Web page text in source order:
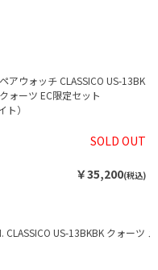
SOLD OUT
アウォッチ CLASSICO US-13BK
ォーツ EC限定セット
ト）
￥35,200(税込)
CLASSICO US-13BKBK クォーツ